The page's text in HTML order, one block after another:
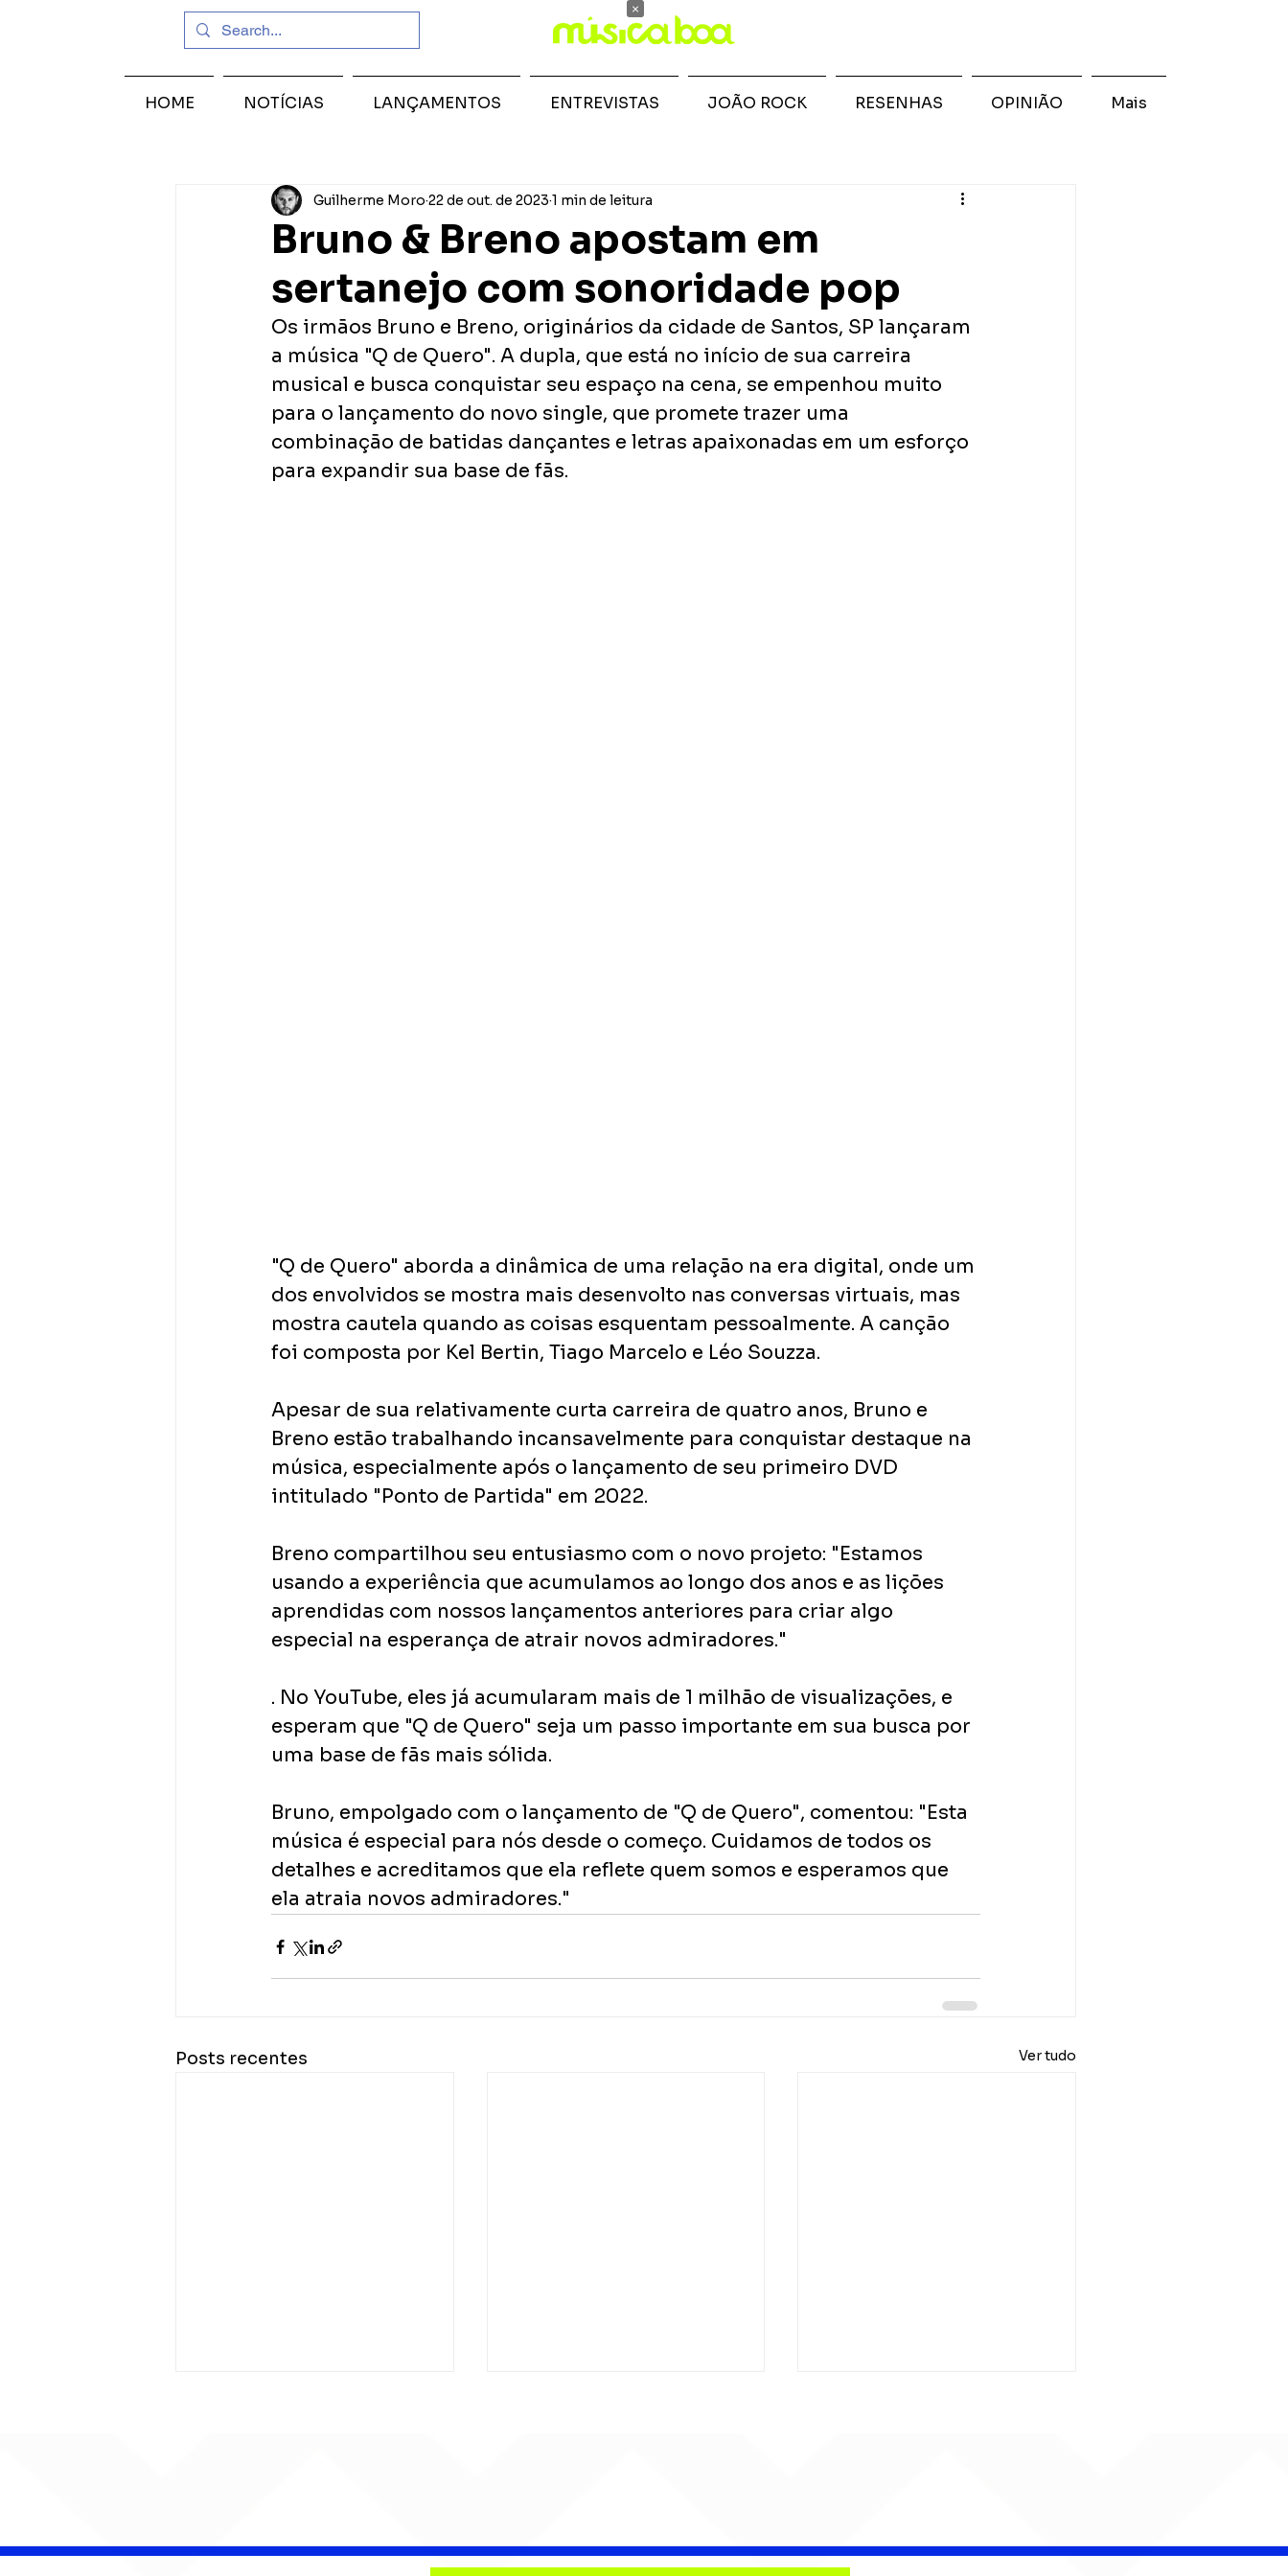
Bruno & Breno apostam em
sertanejo com sonoridade pop
Guilherme Moro 22 de out. de 2023 1 min de leitura
Os irmãos Bruno e Breno, originários da cidade de Santos, SP lançaram
a música "Q de Quero". A dupla, que está no início de sua carreira
musical e busca conquistar seu espaço na cena, se empenhou muito
para o lançamento do novo single, que promete trazer uma
combinação de batidas dançantes e letras apaixonadas em um esforço
para expandir sua base de fãs.
"Q de Quero" aborda a dinâmica de uma relação na era digital, onde um
dos envolvidos se mostra mais desenvolto nas conversas virtuais, mas
mostra cautela quando as coisas esquentam pessoalmente. A canção
foi composta por Kel Bertin, Tiago Marcelo e Léo Souzza.
Apesar de sua relativamente curta carreira de quatro anos, Bruno e
Breno estão trabalhando incansavelmente para conquistar destaque na
música, especialmente após o lançamento de seu primeiro DVD
intitulado "Ponto de Partida" em 2022.
Breno compartilhou seu entusiasmo com o novo projeto: "Estamos
usando a experiência que acumulamos ao longo dos anos e as lições
aprendidas com nossos lançamentos anteriores para criar algo
especial na esperança de atrair novos admiradores."
. No YouTube, eles já acumularam mais de 1 milhão de visualizações, e
esperam que "Q de Quero" seja um passo importante em sua busca por
uma base de fãs mais sólida.
Bruno, empolgado com o lançamento de "Q de Quero", comentou: "Esta
música é especial para nós desde o começo. Cuidamos de todos os
detalhes e acreditamos que ela reflete quem somos e esperamos que
ela atraia novos admiradores."
Posts recentes Ver tudo
EQUILIBRIVM II: Anitta
Lucas Pretti transforma o
Toda forma de amor por
HOME NOTÍCIAS LANÇAMENTOS ENTREVISTAS JOÃO ROCK RESENHAS OPINIÃO Mais
×